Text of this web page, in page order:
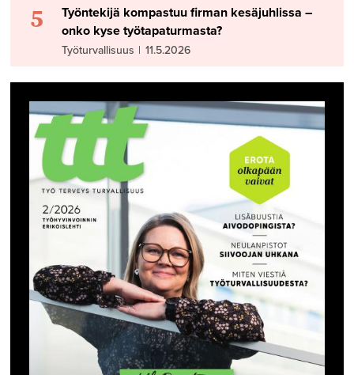
5
Työntekijä kompastuu firman kesäjuhlissa –
onko kyse työtapaturmasta?
Työturvallisuus | 11.5.2026